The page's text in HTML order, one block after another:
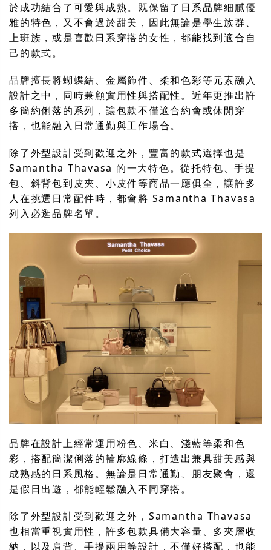
於成功結合了可愛與成熟。既保留了日系品牌細膩優
雅的特色，又不會過於甜美，因此無論是學生族群、
上班族，或是喜歡日系穿搭的女性，都能找到適合自
己的款式。
品牌擅長將蝴蝶結、金屬飾件、柔和色彩等元素融入
設計之中，同時兼顧實用性與搭配性。近年更推出許
多簡約俐落的系列，讓包款不僅適合約會或休閒穿
搭，也能融入日常通勤與工作場合。
除了外型設計受到歡迎之外，豐富的款式選擇也是
Samantha Thavasa 的一大特色。從托特包、手提
包、斜背包到皮夾、小皮件等商品一應俱全，讓許多
人在挑選日常配件時，都會將 Samantha Thavasa
列入必逛品牌名單。
品牌在設計上經常運用粉色、米白、淺藍等柔和色
彩，搭配簡潔俐落的輪廓線條，打造出兼具甜美感與
成熟感的日系風格。無論是日常通勤、朋友聚會，還
是假日出遊，都能輕鬆融入不同穿搭。
除了外型設計受到歡迎之外，Samantha Thavasa
也相當重視實用性，許多包款具備大容量、多夾層收
納，以及肩背、手提兩用等設計，不僅好搭配，也能